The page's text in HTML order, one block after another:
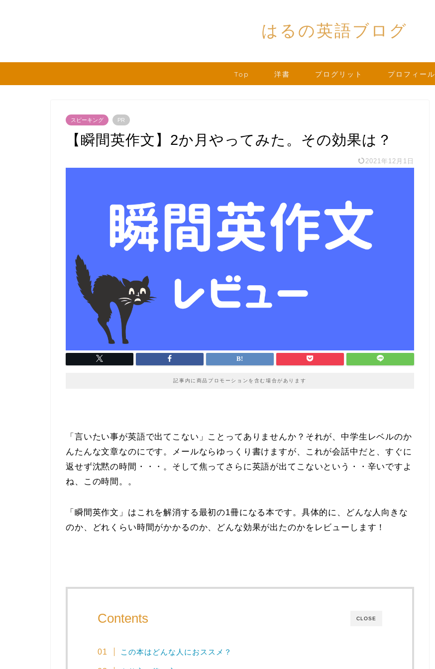
はるの英語ブログ
Top 洋書 プログリット プロフィール
スピーキング PR
【瞬間英作文】2か月やってみた。その効果は？
2021年12月1日
記事内に商品プロモーションを含む場合があります
「言いたい事が英語で出てこない」ことってありませんか？それが、中学生レベルのか
んたんな文章なのにです。メールならゆっくり書けますが、これが会話中だと、すぐに
返せず沈黙の時間・・・。そして焦ってさらに英語が出てこないという・・辛いですよ
ね、この時間。。
「瞬間英作文」はこれを解消する最初の1冊になる本です。具体的に、どんな人向きな
のか、どれくらい時間がかかるのか、どんな効果が出たのかをレビューします！
CLOSE
Contents
この本はどんな人におススメ？